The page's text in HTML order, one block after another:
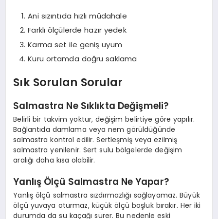
Ani sızıntıda hızlı müdahale
Farklı ölçülerde hazır yedek
Karma set ile geniş uyum
Kuru ortamda doğru saklama
Sık Sorulan Sorular
Salmastra Ne Sıklıkta Değişmeli?
Belirli bir takvim yoktur, değişim belirtiye göre yapılır.
Bağlantıda damlama veya nem görüldüğünde
salmastra kontrol edilir. Sertleşmiş veya ezilmiş
salmastra yenilenir. Sert sulu bölgelerde değişim
aralığı daha kısa olabilir.
Yanlış Ölçü Salmastra Ne Yapar?
Yanlış ölçü salmastra sızdırmazlığı sağlayamaz. Büyük
ölçü yuvaya oturmaz, küçük ölçü boşluk bırakır. Her iki
durumda da su kaçağı sürer. Bu nedenle eski